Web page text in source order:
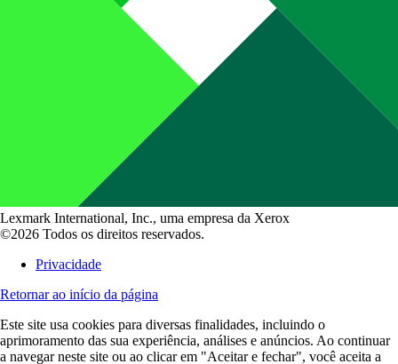
Lexmark International, Inc., uma empresa da Xerox
©2026 Todos os direitos reservados.
Privacidade
Retornar ao início da página
Este site usa cookies para diversas finalidades, incluindo o
aprimoramento das sua experiência, análises e anúncios. Ao continuar
a navegar neste site ou ao clicar em "Aceitar e fechar", você aceita a